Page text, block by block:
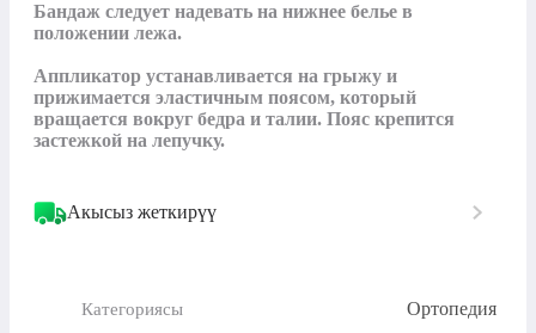
Бандаж следует надевать на нижнее белье в
положении лежа.
Аппликатор устанавливается на грыжу и
прижимается эластичным поясом, который
вращается вокруг бедра и талии. Пояс крепится
застежкой на лепучку.
Акысыз жеткирүү
Категориясы Ортопедия